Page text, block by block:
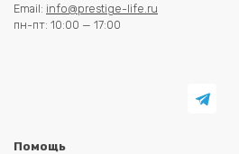
Email: info@prestige-life.ru
пн-пт: 10:00 — 17:00
Помощь